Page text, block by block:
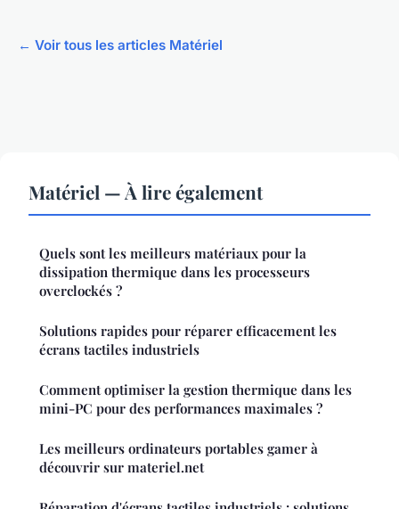
← Voir tous les articles Matériel
Matériel — À lire également
Quels sont les meilleurs matériaux pour la
dissipation thermique dans les processeurs
overclockés ?
Solutions rapides pour réparer efficacement les
écrans tactiles industriels
Comment optimiser la gestion thermique dans les
mini-PC pour des performances maximales ?
Les meilleurs ordinateurs portables gamer à
découvrir sur materiel.net